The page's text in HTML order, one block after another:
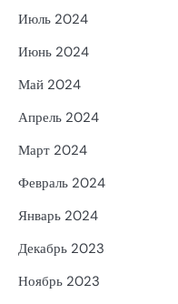
Июль 2024
Июнь 2024
Май 2024
Апрель 2024
Март 2024
Февраль 2024
Январь 2024
Декабрь 2023
Ноябрь 2023